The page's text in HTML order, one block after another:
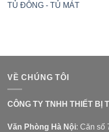
TỦ ĐÔNG - TỦ MÁT
VỀ CHÚNG TÔI
CÔNG TY TNHH THIẾT BỊ
Văn Phòng Hà Nội: Căn số